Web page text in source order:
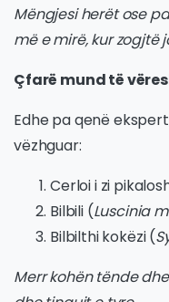
Mëngjesi herët ose
më e mirë, kur zogjtë
Çfarë mund të
Edhe pa qenë
vëzhguar:
Cerloi i zi
Bilbili (Luscinia
Bilbilthi kokëzi (
Merr kohën tënde